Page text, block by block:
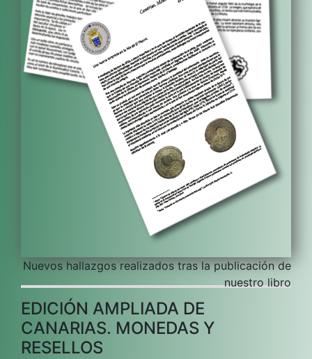
Nuevos hallazgos realizados tras la publicación de
nuestro libro
EDICIÓN AMPLIADA DE
CANARIAS. MONEDAS Y
RESELLOS